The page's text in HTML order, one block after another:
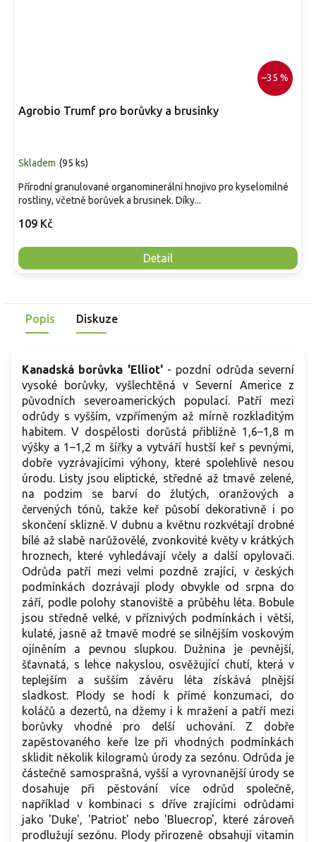
–35 %
Agrobio Trumf pro borůvky a brusinky
Skladem (95 ks)
109 Kč
Detail
Přírodní granulované organominerální hnojivo pro kyselomilné
rostliny, včetně borůvek a brusinek. Díky...
Popis Diskuze
Kanadská borůvka 'Elliot'- pozdní odrůda severní
vysoké borůvky, vyšlechtěná v Severní Americe z
původních severoamerických populací. Patří mezi
odrůdy s vyšším, vzpřímeným až mírně rozkladitým
habitem. V dospělosti dorůstá přibližně 1,6–1,8 m
výšky a 1–1,2 m šířky a vytváří hustší keř s pevnými,
dobře vyzrávajícími výhony, které spolehlivě nesou
úrodu. Listy jsou eliptické, středně až tmavě zelené,
na podzim se barví do žlutých, oranžových a
červených tónů, takže keř působí dekorativně i po
skončení sklizně. V dubnu a květnu rozkvétají drobné
bílé až slabě narůžovělé, zvonkovité květy v krátkých
hroznech, které vyhledávají včely a další opylovači.
Odrůda patří mezi velmi pozdně zrající, v českých
podmínkách dozrávají plody obvykle od srpna do
září, podle polohy stanoviště a průběhu léta. Bobule
jsou středně velké, v příznivých podmínkách i větší,
kulaté, jasně až tmavě modré se silnějším voskovým
ojíněním a pevnou slupkou. Dužnina je pevnější,
šťavnatá, s lehce nakyslou, osvěžující chutí, která v
teplejším a sušším závěru léta získává plnější
sladkost. Plody se hodí k přímé konzumaci, do
koláčů a dezertů, na džemy i k mražení a patří mezi
borůvky vhodné pro delší uchování. Z dobře
zapěstovaného keře lze při vhodných podmínkách
sklidit několik kilogramů úrody za sezónu. Odrůda je
částečně samosprašná, vyšší a vyrovnanější úrody se
dosahuje při pěstování více odrůd společně,
například v kombinaci s dříve zrajícími odrůdami
jako 'Duke', 'Patriot' nebo 'Bluecrop', které zároveň
prodlužují sezónu. Plody přirozeně obsahují vitamin